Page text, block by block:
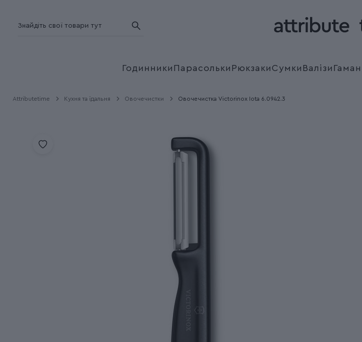
Годинники Парасольки Рюкзаки Сумки Валізи
Attributetime Кухня та їдальня Овочечистки Овочечистка Victorinox Iota 6.0942.3